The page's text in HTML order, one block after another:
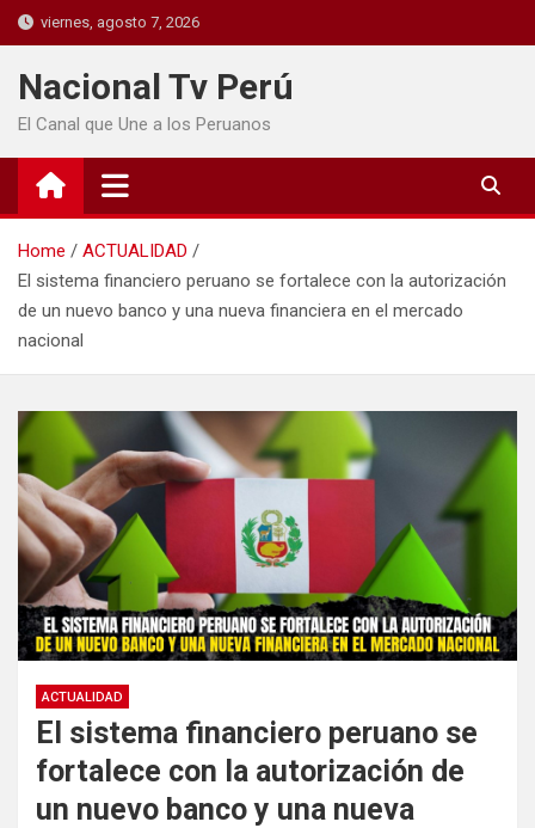
viernes, agosto 7, 2026
Nacional Tv Perú
El Canal que Une a los Peruanos
Home
ACTUALIDAD
El sistema financiero peruano se fortalece con la autorización
de un nuevo banco y una nueva financiera en el mercado
nacional
ACTUALIDAD
El sistema financiero peruano se
fortalece con la autorización de
un nuevo banco y una nueva